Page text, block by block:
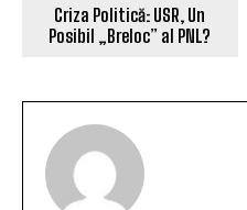
Criza Politică: USR, Un
Posibil „Breloc” al PNL?